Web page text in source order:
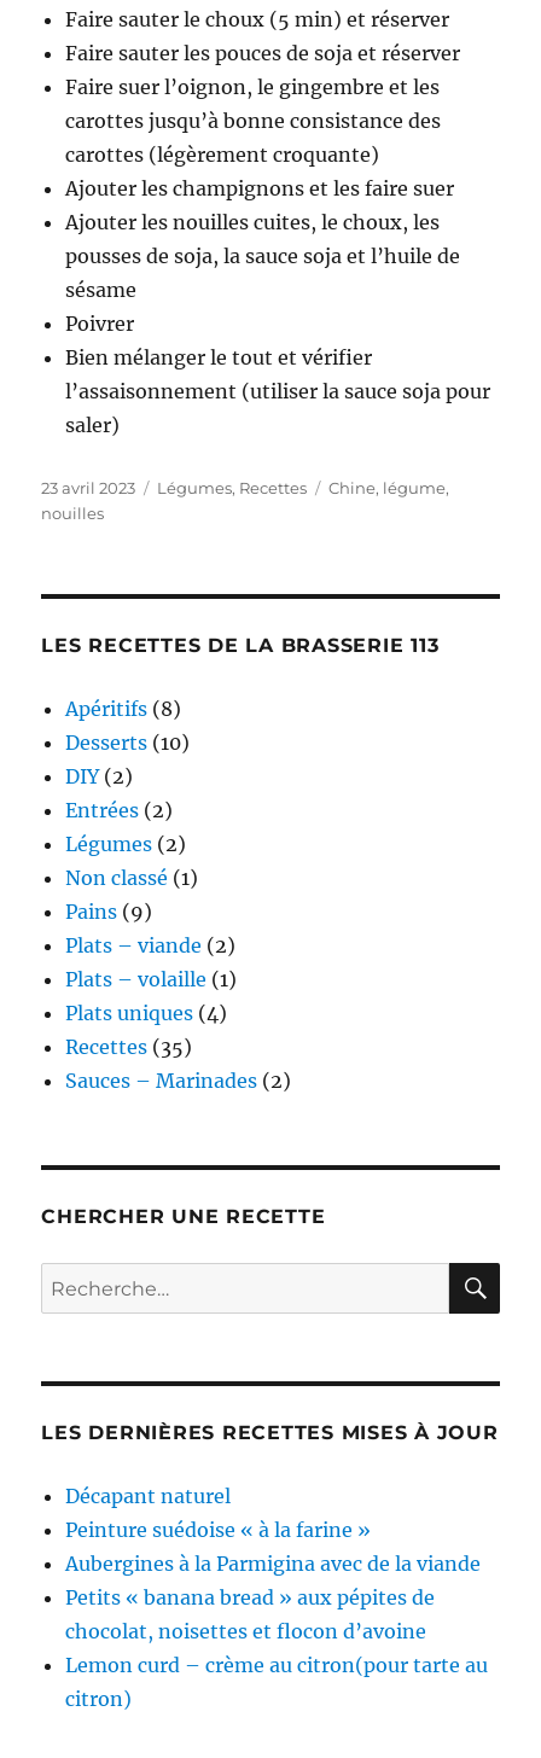
Faire sauter le choux (5 min) et réserver
Faire sauter les pouces de soja et réserver
Faire suer l’oignon, le gingembre et les
carottes jusqu’à bonne consistance des
carottes (légèrement croquante)
Ajouter les champignons et les faire suer
Ajouter les nouilles cuites, le choux, les
pousses de soja, la sauce soja et l’huile de
sésame
Poivrer
Bien mélanger le tout et vérifier
l’assaisonnement (utiliser la sauce soja pour
saler)
Publié
le
23 avril 2023 Catégories
Légumes, Recettes Étiquettes
Chine, légume,
nouilles
LES RECETTES DE LA BRASSERIE 113
Apéritifs (8)
Desserts (10)
DIY(2)
Entrées (2)
Légumes (2)
Non classé (1)
Pains (9)
Plats – viande (2)
Plats – volaille (1)
Plats uniques (4)
Recettes (35)
Sauces – Marinades (2)
CHERCHER UNE RECETTE
Recherche
pour :
LES DERNIÈRES RECETTES MISES À JOUR
Décapant naturel
Peinture suédoise « à la farine »
Aubergines à la Parmigina avec de la viande
Petits « banana bread » aux pépites de
chocolat, noisettes et flocon d’avoine
Lemon curd – crème au citron(pour tarte au
citron)